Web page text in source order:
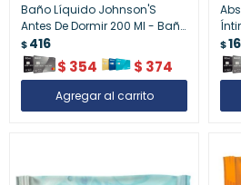
Baño Líquido Johnson'S
Antes De Dormir 200 Ml - Baño
Líquido Johnson¿S Antes De
Dormir 200 Ml
$416
$ 354 $ 374
$